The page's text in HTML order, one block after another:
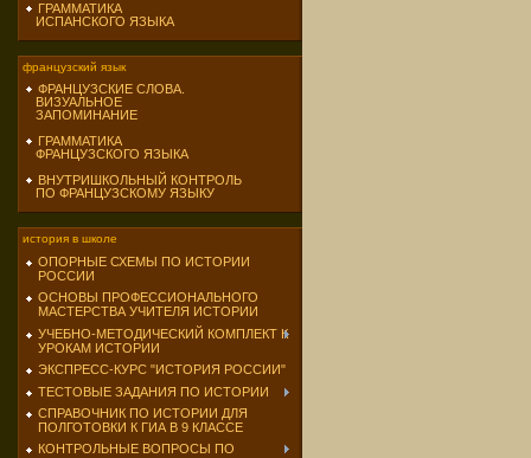
ГРАММАТИКА
ИСПАНСКОГО ЯЗЫКА
французский язык
ФРАНЦУЗСКИЕ СЛОВА.
ВИЗУАЛЬНОЕ
ЗАПОМИНАНИЕ
ГРАММАТИКА
ФРАНЦУЗСКОГО ЯЗЫКА
ВНУТРИШКОЛЬНЫЙ КОНТРОЛЬ
ПО ФРАНЦУЗСКОМУ ЯЗЫКУ
история в школе
ОПОРНЫЕ СХЕМЫ ПО ИСТОРИИ
РОССИИ
ОСНОВЫ ПРОФЕССИОНАЛЬНОГО
МАСТЕРСТВА УЧИТЕЛЯ ИСТОРИИ
УЧЕБНО-МЕТОДИЧЕСКИЙ КОМПЛЕКТ К
УРОКАМ ИСТОРИИ
ЭКСПРЕСС-КУРС "ИСТОРИЯ РОССИИ"
ТЕСТОВЫЕ ЗАДАНИЯ ПО ИСТОРИИ
СПРАВОЧНИК ПО ИСТОРИИ ДЛЯ
ПОЛГОТОВКИ К ГИА В 9 КЛАССЕ
КОНТРОЛЬНЫЕ ВОПРОСЫ ПО